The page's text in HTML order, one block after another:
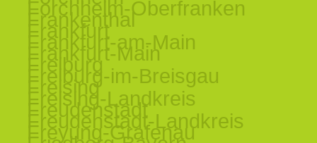
Forchheim-Oberfranken
Frankenthal
Frankfurt
Frankfurt-am-Main
Frankfurt-Main
Freiburg
Freiburg-im-Breisgau
Freising
Freising-Landkreis
Freudenstadt
Freudenstadt-Landkreis
Freyung-Grafenau